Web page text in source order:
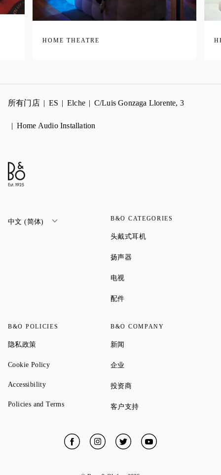
HOME THEATRE
所有门店 ES Elche C/Luis Gonzaga Llorente, 3
Home Audio Installation
中文 (简体) B&O CATEGORIES
头戴式耳机
扬声器
电视
配件Link Opens in New Tab
B&O POLICIES
隐私政策Link Opens in New Tab
Cookie PolicyLink Opens in New Tab
AccessibilityLink Opens in New Tab
Policies and TermsLink Opens in New Tab
B&O COMPANY
新闻
企业
投资商Link Opens in New Tab
客户支持Link Opens in New Tab
FacebookLink Opens in New Tab
InstagramLink Opens in New Tab
TwitterLink Opens in New Tab
YouTubeLink Opens in New